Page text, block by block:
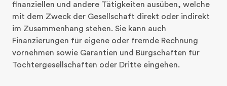
finanziellen und andere Tätigkeiten ausüben, welche
mit dem Zweck der Gesellschaft direkt oder indirekt
im Zusammenhang stehen. Sie kann auch
Finanzierungen für eigene oder fremde Rechnung
vornehmen sowie Garantien und Bürgschaften für
Tochtergesellschaften oder Dritte eingehen.